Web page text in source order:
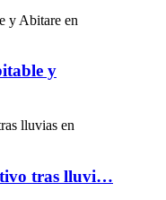
y
tras lluvi…